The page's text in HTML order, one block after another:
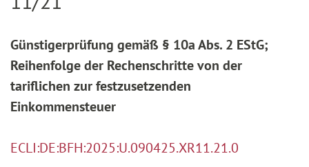
Günstigerprüfung gemäß § 10a Abs. 2 EStG;
Reihenfolge der Rechenschritte von der
tariflichen zur festzusetzenden
Einkommensteuer
ECLI:DE:BFH:2025:U.090425.XR11.21.0